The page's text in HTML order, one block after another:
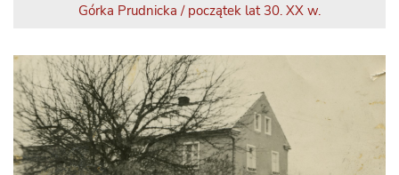
Górka Prudnicka / początek lat 30. XX w.